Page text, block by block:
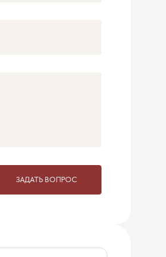
ЗАДАТЬ ВОПРОС